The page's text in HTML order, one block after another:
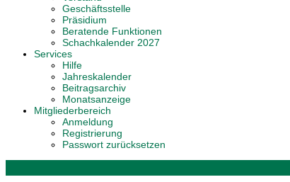
Geschäftsstelle
Präsidium
Beratende Funktionen
Schachkalender 2027
Services
Hilfe
Jahreskalender
Beitragsarchiv
Monatsanzeige
Mitgliederbereich
Anmeldung
Registrierung
Passwort zurücksetzen